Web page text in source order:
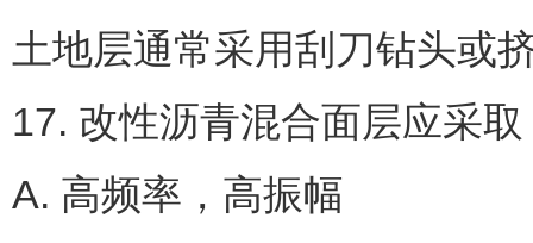
土地层通常采用刮刀钻头或
17. 改性沥青混合面层应采
A. 高频率，高振幅